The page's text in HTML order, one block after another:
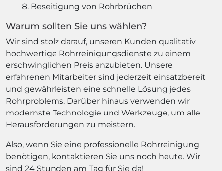
Beseitigung von Rohrbrüchen
Warum sollten Sie uns wählen?
Wir sind stolz darauf, unseren Kunden qualitativ
hochwertige Rohrreinigungsdienste zu einem
erschwinglichen Preis anzubieten. Unsere
erfahrenen Mitarbeiter sind jederzeit einsatzbereit
und gewährleisten eine schnelle Lösung jedes
Rohrproblems. Darüber hinaus verwenden wir
modernste Technologie und Werkzeuge, um alle
Herausforderungen zu meistern.
Also, wenn Sie eine professionelle Rohrreinigung
benötigen, kontaktieren Sie uns noch heute. Wir
sind 24 Stunden am Tag für Sie da!